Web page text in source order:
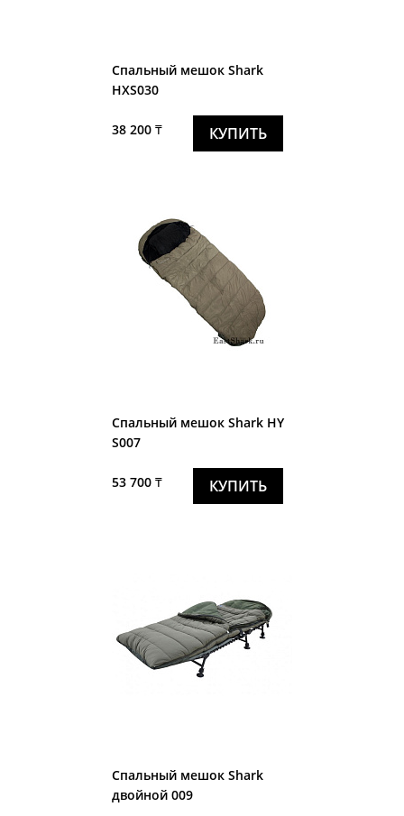
Спальный мешок Shark
HXS030
38 200 ₸ КУПИТЬ
Спальный мешок Shark HY
S007
53 700 ₸ КУПИТЬ
Спальный мешок Shark
двойной 009